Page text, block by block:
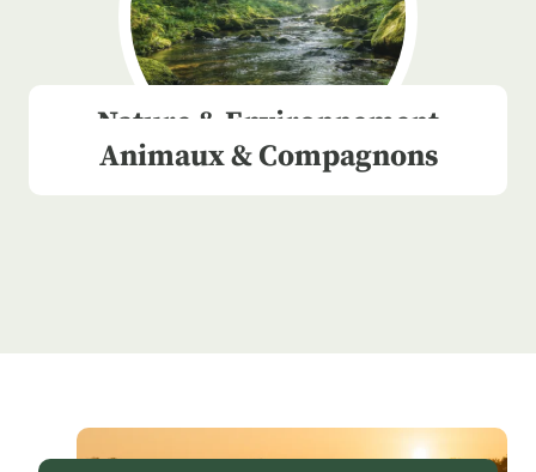
Nature & Environnement
Animaux & Compagnons